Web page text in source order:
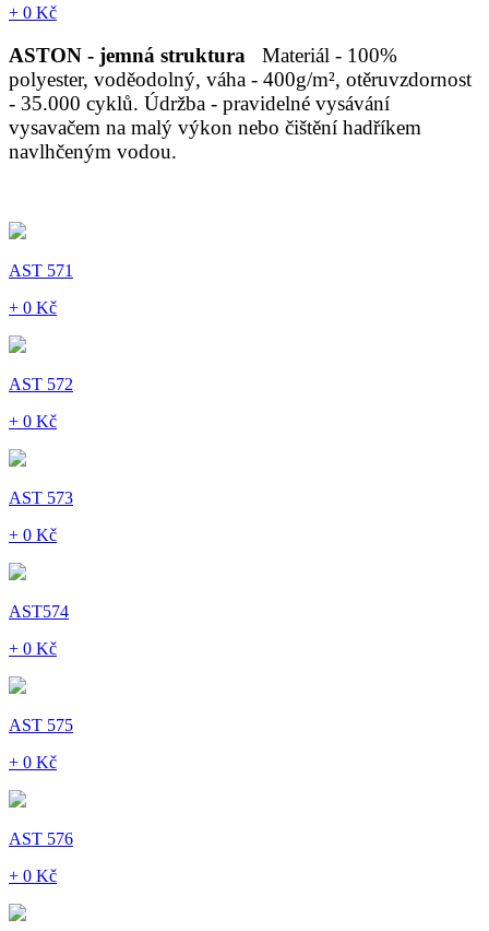
+ 0 Kč
ASTON - jemná struktura
Materiál - 100%
polyester, voděodolný, váha - 400g/m², otěruvzdornost
- 35.000 cyklů. Údržba - pravidelné vysávání
vysavačem na malý výkon nebo čištění hadříkem
navlhčeným vodou.
AST 571
+ 0 Kč
AST 572
+ 0 Kč
AST 573
+ 0 Kč
AST574
+ 0 Kč
AST 575
+ 0 Kč
AST 576
+ 0 Kč